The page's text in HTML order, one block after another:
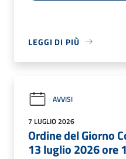
LEGGI DI PIÙ
AVVISI
7 LUGLIO 2026
Ordine del Giorno
13 luglio 2026 ore